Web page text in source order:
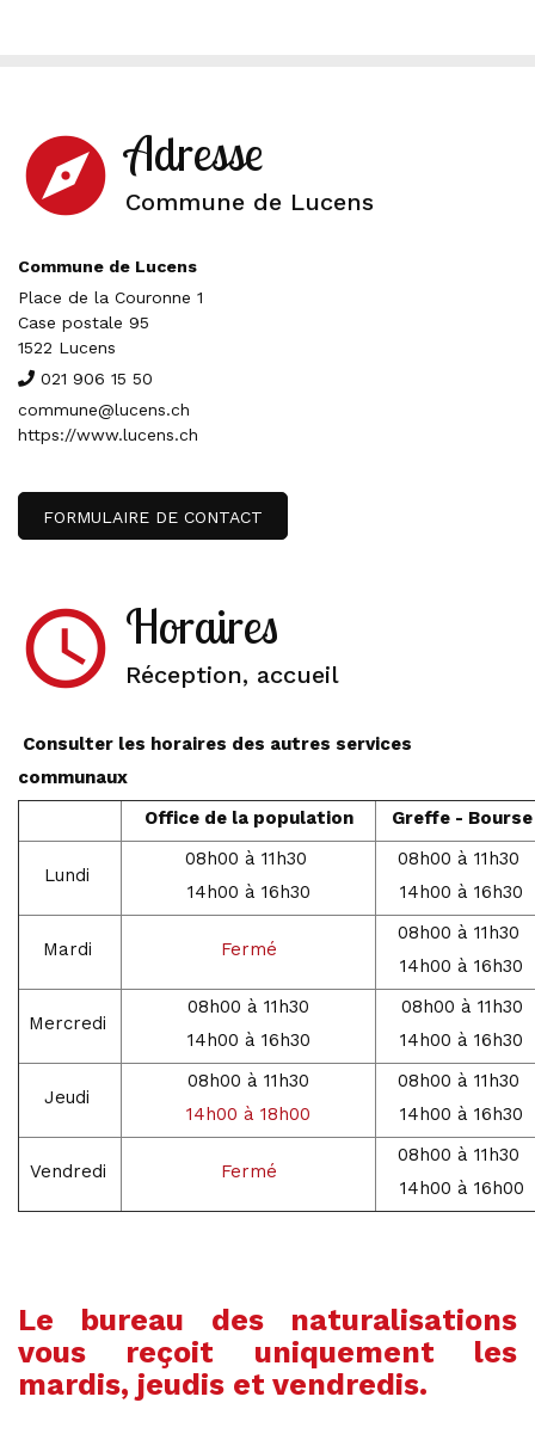
explore Adresse
Commune de Lucens
Commune de Lucens
Place de la Couronne 1
Case postale 95
1522 Lucens
021 906 15 50
commune@lucens.ch
https://www.lucens.ch
FORMULAIRE DE CONTACT
access_time Horaires
Réception, accueil
Consulter les horaires des autres services
communaux
Office de la population
Greffe - Bourse
Lundi
08h00 à 11h30
14h00 à 16h30
08h00 à 11h30
14h00 à 16h30
Mardi Fermé
08h00 à 11h30
14h00 à 16h30
Mercredi
08h00 à 11h30
14h00 à 16h30
08h00 à 11h30
14h00 à 16h30
Jeudi
08h00 à 11h30
14h00 à 18h00
08h00 à 11h30
14h00 à 16h30
Vendredi Fermé
08h00 à 11h30
14h00 à 16h00
Le bureau des naturalisations
vous reçoit uniquement les
mardis, jeudis et vendredis.